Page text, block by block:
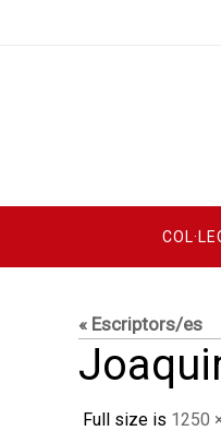
« Escriptors/es
Full size is 1250